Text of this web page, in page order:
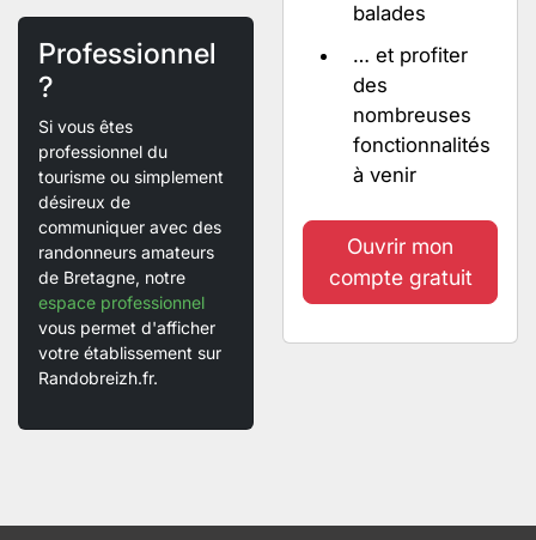
Professionnel
?
Si vous êtes
professionnel du
tourisme ou simplement
désireux de
communiquer avec des
randonneurs amateurs
de Bretagne, notre
espace professionnel
vous permet d'afficher
votre établissement sur
Randobreizh.fr.
balades
… et profiter
des
nombreuses
fonctionnalités
à venir
Ouvrir mon
compte gratuit